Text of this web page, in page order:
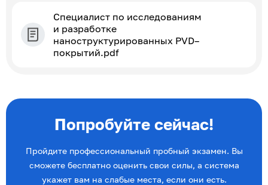
Специалист по исследованиям
и разработке
наноструктурированных PVD–
покрытий.pdf
Попробуйте сейчас!
Пройдите профессиональный пробный экзамен. Вы
сможете бесплатно оценить свои силы, а система
укажет вам на слабые места, если они есть.